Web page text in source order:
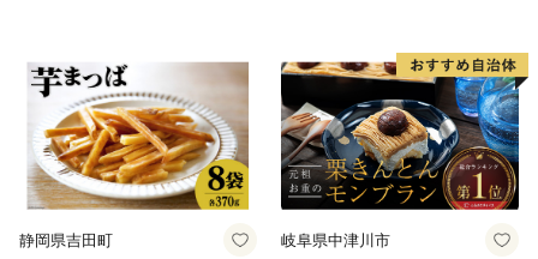
誕生日 カップ 詰め合わせ バ
ラエティ | バニラ チョコレー
ト ストロベリー ピスタチオ
バニラ＆クッキー ウベ 沖縄
紅イモ 塩ちんすこう 沖縄シ
ークヮーサー 沖縄黒糖 琉球
ロイヤルミルクティ 沖縄パ
イン
道産アイス 道産アイスクリ
ーム ギフト 詰合せ 詰め合わ
せ ふるさと納税 ）
静岡県吉田町 岐阜県中津川市